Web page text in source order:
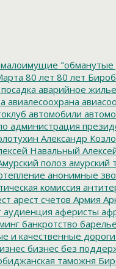
80 лет 80 лет
аварийное жилье
авиалесоохрана
автомобили
администрация
Александр
Навальный
полоз амурский
анонимные
комиссия
арест счетов Армия
аудиенция аферисты
банкротство
и качественные дороги
бизнес без
таможня